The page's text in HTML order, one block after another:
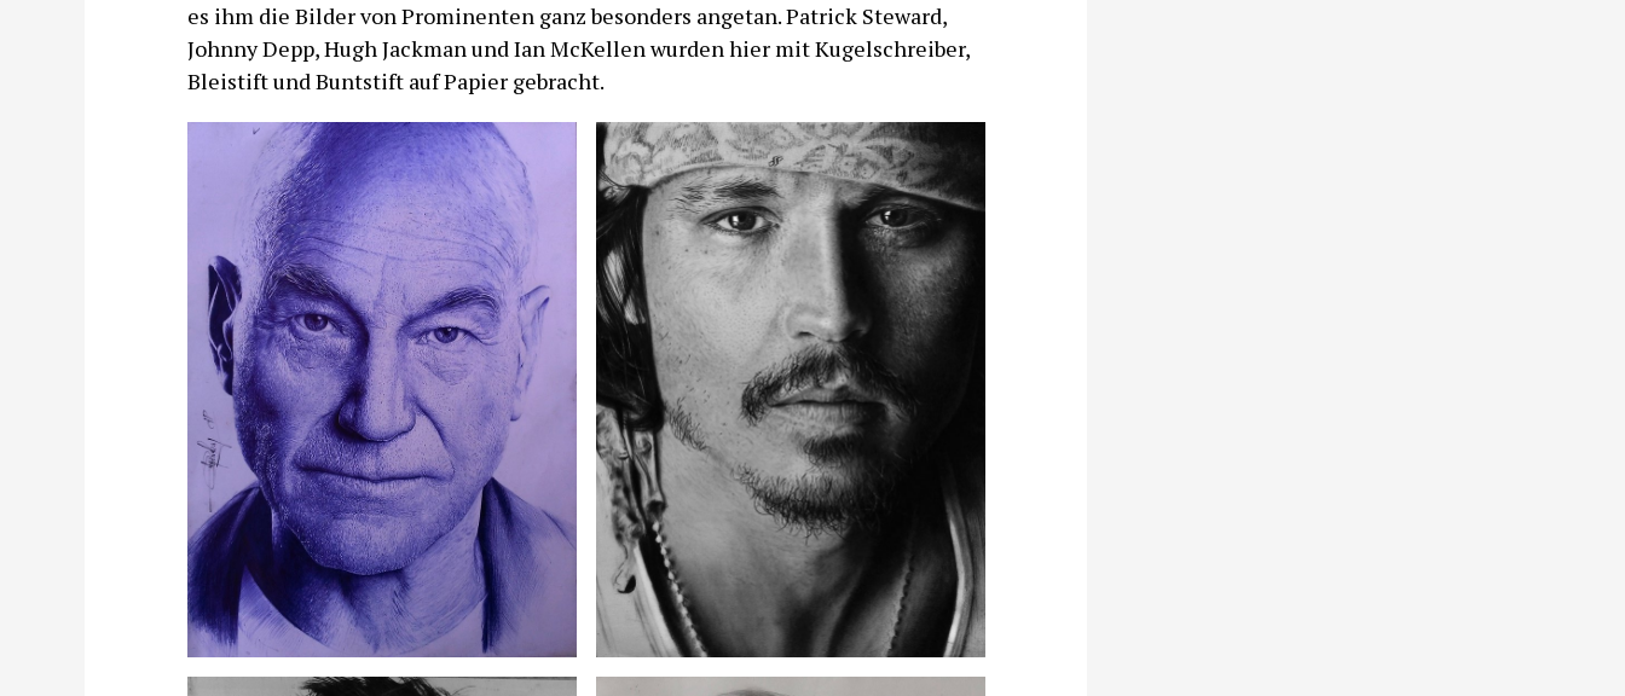
es ihm die Bilder von Prominenten ganz besonders angetan. Patrick Steward,
Johnny Depp, Hugh Jackman und Ian McKellen wurden hier mit Kugelschreiber,
Bleistift und Buntstift auf Papier gebracht.